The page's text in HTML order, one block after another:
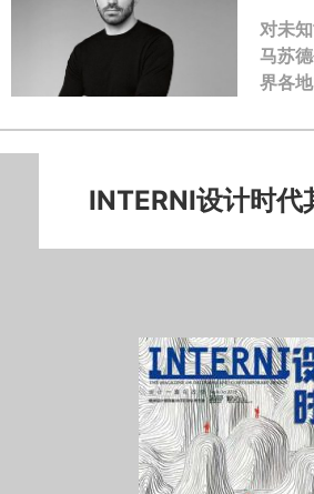
对未
马苏
界各
INTERNI设计时代